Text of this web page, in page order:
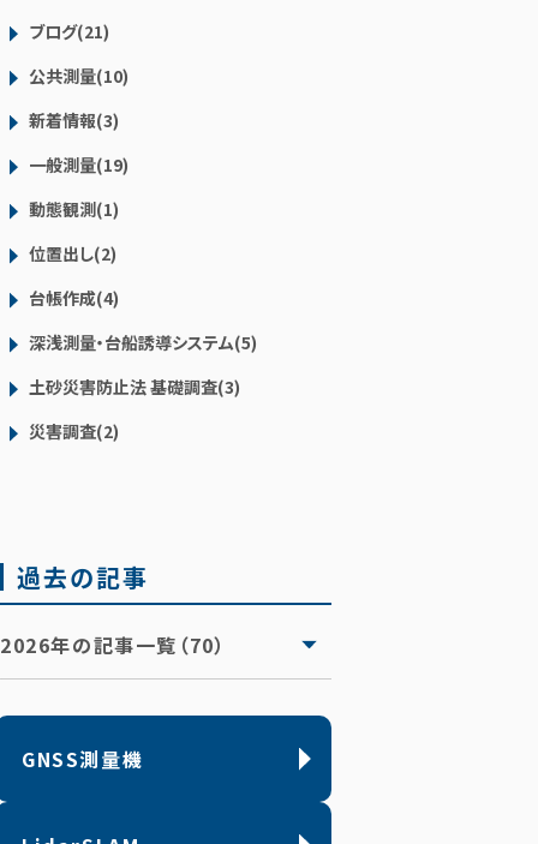
ブログ(21)
公共測量(10)
新着情報(3)
一般測量(19)
動態観測(1)
位置出し(2)
台帳作成(4)
深浅測量・台船誘導システム(5)
土砂災害防止法 基礎調査(3)
災害調査(2)
過去の記事
2026年の記事一覧（70）
GNSS測量機